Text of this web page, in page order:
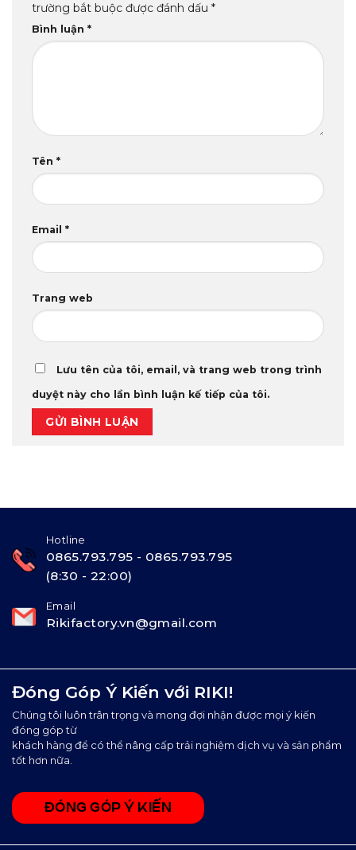
trường bắt buộc được đánh dấu *
Bình luận *
Tên *
Email *
Trang web
Lưu tên của tôi, email, và trang web trong trình
duyệt này cho lần bình luận kế tiếp của tôi.
Hotline
0865.793.795 - 0865.793.795
(8:30 - 22:00)
Email
Rikifactory.vn@gmail.com
Đóng Góp Ý Kiến với RIKI!
Chúng tôi luôn trân trọng và mong đợi nhận được mọi ý kiến
đóng góp từ
khách hàng để có thể nâng cấp trải nghiệm dịch vụ và sản phẩm
tốt hơn nữa.
ĐÓNG GÓP Ý KIẾN